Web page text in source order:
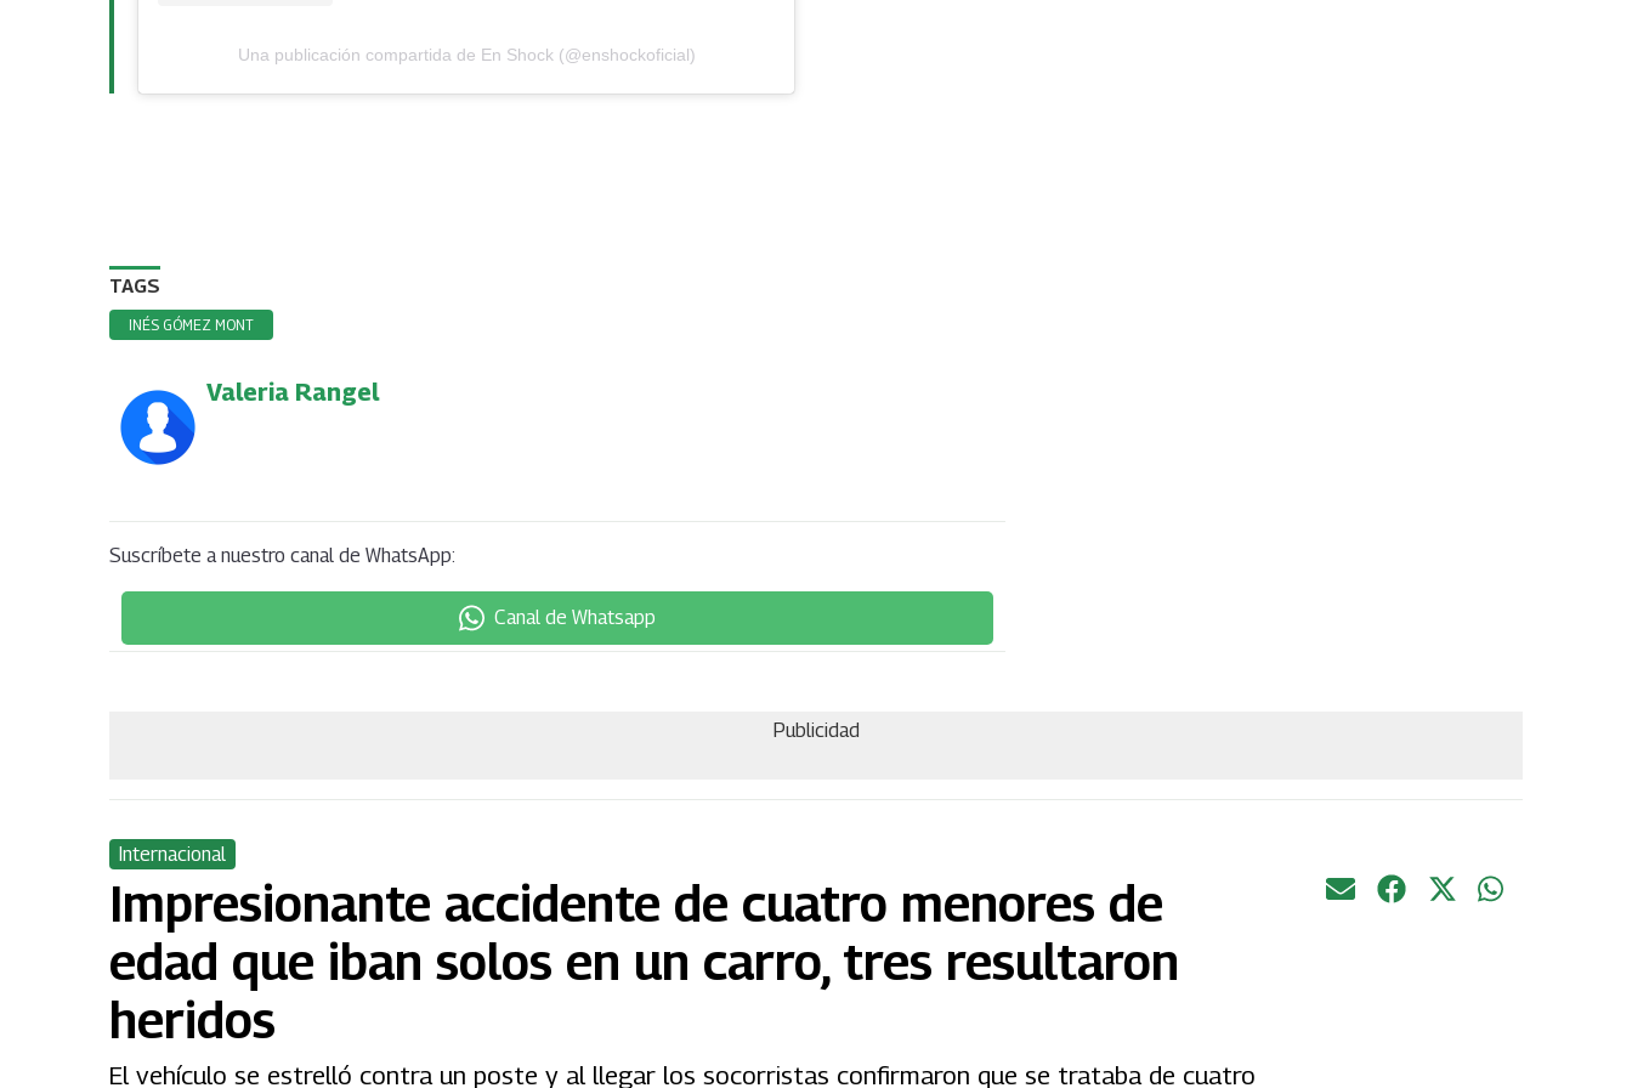
Una publicación compartida de En Shock (@enshockoficial)
TAGS
INÉS GÓMEZ MONT
Valeria Rangel
Suscríbete a nuestro canal de WhatsApp:
Canal de Whatsapp
Publicidad
Internacional
Impresionante accidente de cuatro menores de
edad que iban solos en un carro, tres resultaron
heridos
El vehículo se estrelló contra un poste y al llegar los socorristas confirmaron que se trataba de cuatro